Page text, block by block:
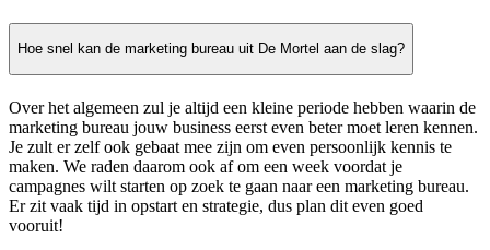
Hoe snel kan de marketing bureau uit De Mortel aan de slag?
Over het algemeen zul je altijd een kleine periode hebben waarin de
marketing bureau jouw business eerst even beter moet leren kennen.
Je zult er zelf ook gebaat mee zijn om even persoonlijk kennis te
maken. We raden daarom ook af om een week voordat je
campagnes wilt starten op zoek te gaan naar een marketing bureau.
Er zit vaak tijd in opstart en strategie, dus plan dit even goed
vooruit!